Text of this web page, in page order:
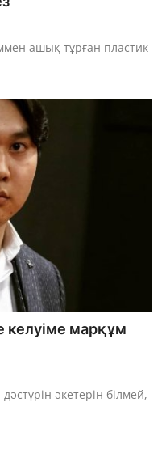
ашық тұрған пластик
келуіме марқұм
әкетерін білмей,